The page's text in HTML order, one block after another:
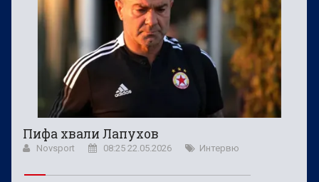
Пифа хвали Лапухов
Novsport 08:25 22.05.2026 Интервю